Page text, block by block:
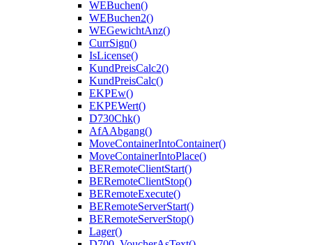
WEBuchen()
WEBuchen2()
WEGewichtAnz()
CurrSign()
IsLicense()
KundPreisCalc2()
KundPreisCalc()
EKPEw()
EKPEWert()
D730Chk()
AfAAbgang()
MoveContainerIntoContainer()
MoveContainerIntoPlace()
BERemoteClientStart()
BERemoteClientStop()
BERemoteExecute()
BERemoteServerStart()
BERemoteServerStop()
Lager()